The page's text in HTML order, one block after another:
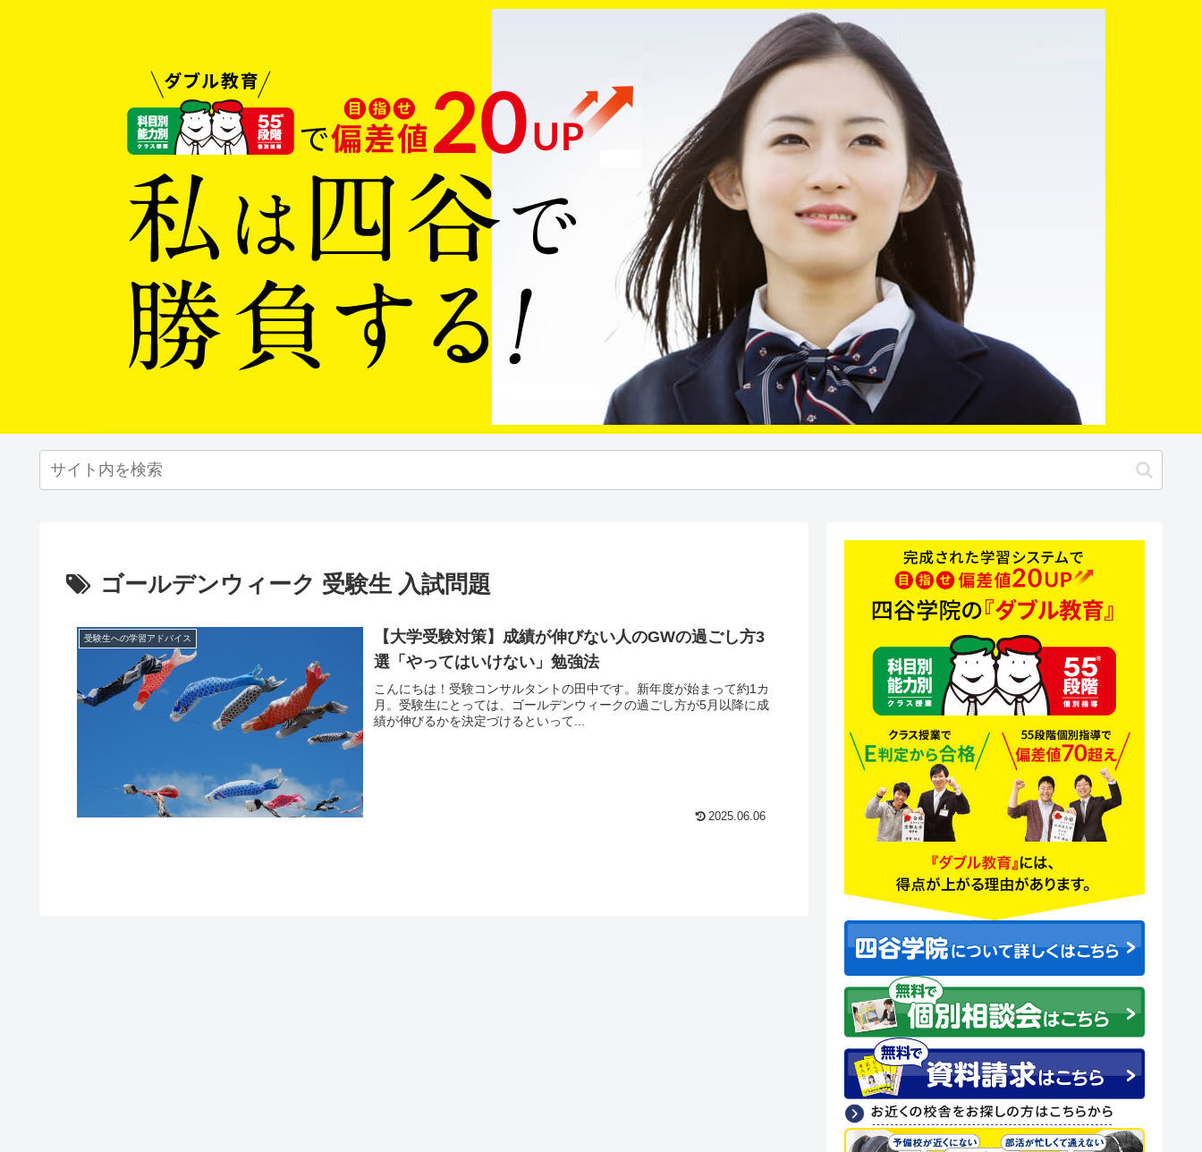
ゴールデンウィーク 受験生 入試問題
受験生への学習アドバイス
【大学受験対策】成績が伸びない人のGWの過ごし方3
選「やってはいけない」勉強法
こんにちは！受験コンサルタントの田中です。新年度が始まって約1カ
月。受験生にとっては、ゴールデンウィークの過ごし方が5月以降に成
績が伸びるかを決定づけるといって...
2025.06.06